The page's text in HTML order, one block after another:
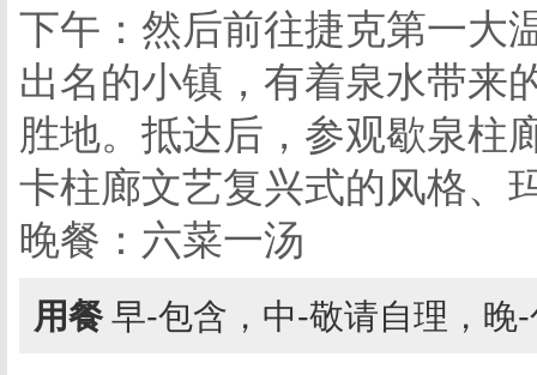
下午：然后前往捷克第一大
出名的小镇，有着泉水带来
胜地。抵达后，参观歇泉柱
卡柱廊文艺复兴式的风格、
晚餐：六菜一汤
用餐 早-包含，中-敬请自理，晚